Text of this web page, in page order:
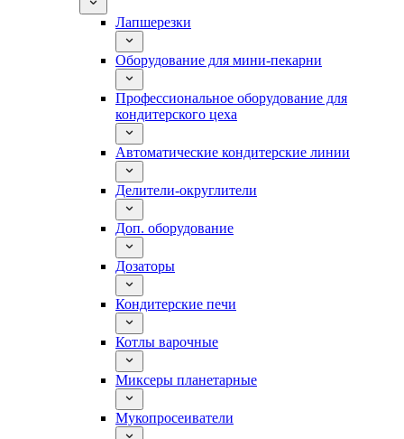
Лапшерезки
Оборудование для мини-пекарни
Профессиональное оборудование для
кондитерского цеха
Автоматические кондитерские линии
Делители-округлители
Доп. оборудование
Дозаторы
Кондитерские печи
Котлы варочные
Миксеры планетарные
Мукопросеиватели